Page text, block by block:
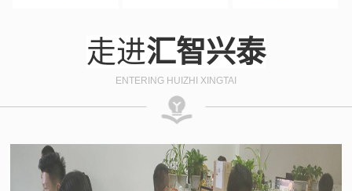
走进汇智兴泰
ENTERING HUIZHI XINGTAI